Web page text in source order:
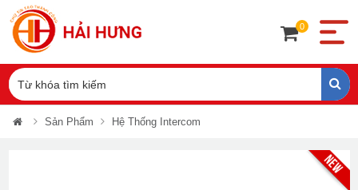
0
Sản Phẩm Hệ Thống Intercom